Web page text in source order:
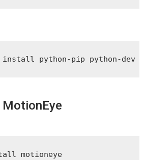
install python-pip python-
motioneye